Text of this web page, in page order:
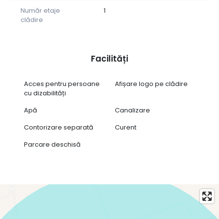
Pentru detalii și programarea unei vizionări:
Număr etaje
clădire
1
Facilități
Acces pentru persoane
cu dizabilități
Afișare logo pe clădire
Apă
Canalizare
Contorizare separată
Curent
Parcare deschisă